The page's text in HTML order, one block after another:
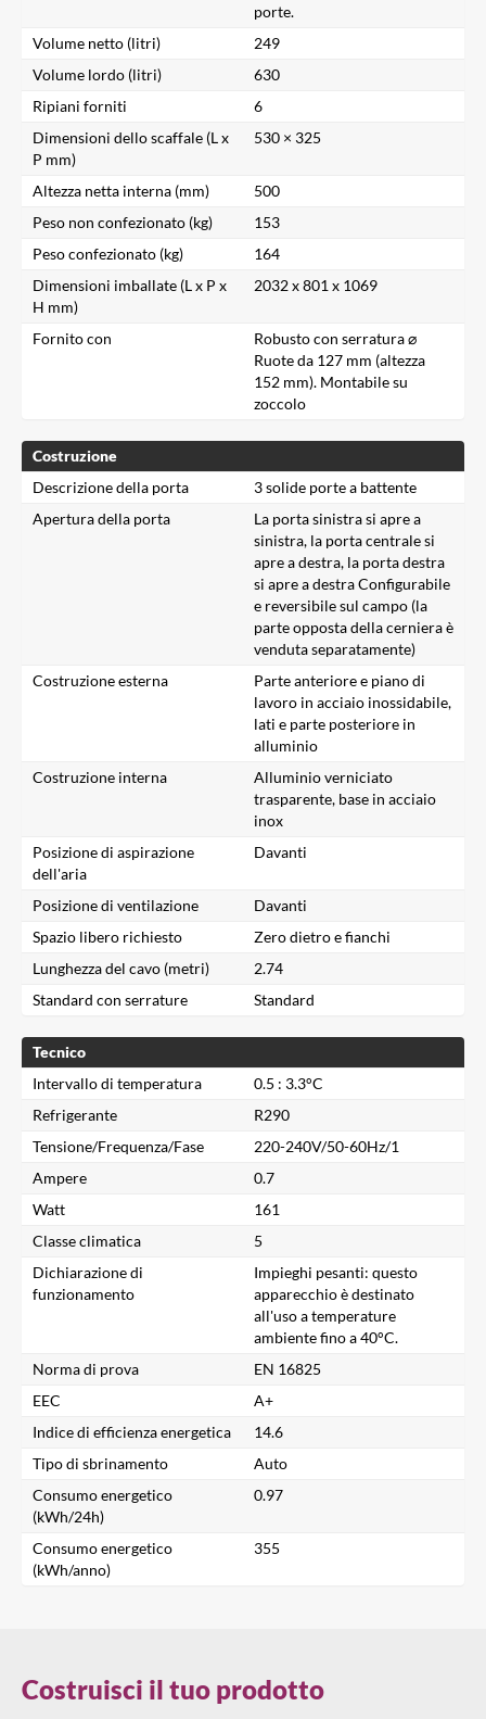
porte.
Volume netto (litri)
249
Volume lordo (litri)
630
Ripiani forniti
6
Dimensioni dello scaffale (L x
P mm)
530 × 325
Altezza netta interna (mm)
500
Peso non confezionato (kg)
153
Peso confezionato (kg)
164
Dimensioni imballate (L x P x
H mm)
2032 x 801 x 1069
Fornito con
Robusto con serratura ⌀
Ruote da 127 mm (altezza
152 mm). Montabile su
zoccolo
Costruzione
Descrizione della porta
3 solide porte a battente
Apertura della porta
La porta sinistra si apre a
sinistra, la porta centrale si
apre a destra, la porta destra
si apre a destra Configurabile
e reversibile sul campo (la
parte opposta della cerniera è
venduta separatamente)
Costruzione esterna
Parte anteriore e piano di
lavoro in acciaio inossidabile,
lati e parte posteriore in
alluminio
Costruzione interna
Alluminio verniciato
trasparente, base in acciaio
inox
Posizione di aspirazione
dell'aria
Davanti
Posizione di ventilazione
Davanti
Spazio libero richiesto
Zero dietro e fianchi
Lunghezza del cavo (metri)
2.74
Standard con serrature
Standard
Tecnico
Intervallo di temperatura
0.5 : 3.3°C
Refrigerante
R290
Tensione/Frequenza/Fase
220-240V/50-60Hz/1
Ampere
0.7
Watt
161
Classe climatica
5
Dichiarazione di
funzionamento
Impieghi pesanti: questo
apparecchio è destinato
all'uso a temperature
ambiente fino a 40°C.
Norma di prova
EN 16825
EEC
A+
Indice di efficienza energetica
14.6
Tipo di sbrinamento
Auto
Consumo energetico
(kWh/24h)
0.97
Consumo energetico
(kWh/anno)
355
Costruisci il tuo prodotto
Nome
Indirizzo e-mail
Telefono